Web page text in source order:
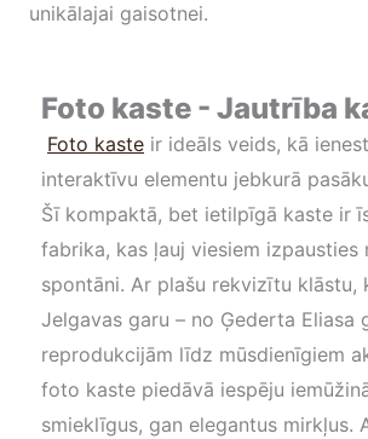
unikālajai gaisotnei.
Foto kaste - Jautrība
Foto kaste ir ideāls veids, kā
interaktīvu elementu jebkurā
Šī kompaktā, bet ietilpīgā kaste ir
fabrika, kas ļauj viesiem izpausties
spontāni. Ar plašu rekvizītu klāstu,
Jelgavas garu – no Ģederta Eliasa
reprodukcijām līdz mūsdienīgiem
foto kaste piedāvā iespēju
smieklīgus, gan elegantus mirkļus.